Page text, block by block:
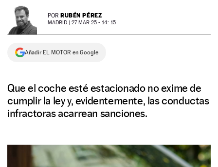
NEWSLETTER POR RUBÉN PÉREZ
MADRID | 27 MAR 25 - 14: 15
Añadir EL MOTOR en Google
Que el coche esté estacionado no exime de
cumplir la ley y, evidentemente, las conductas
infractoras acarrean sanciones.